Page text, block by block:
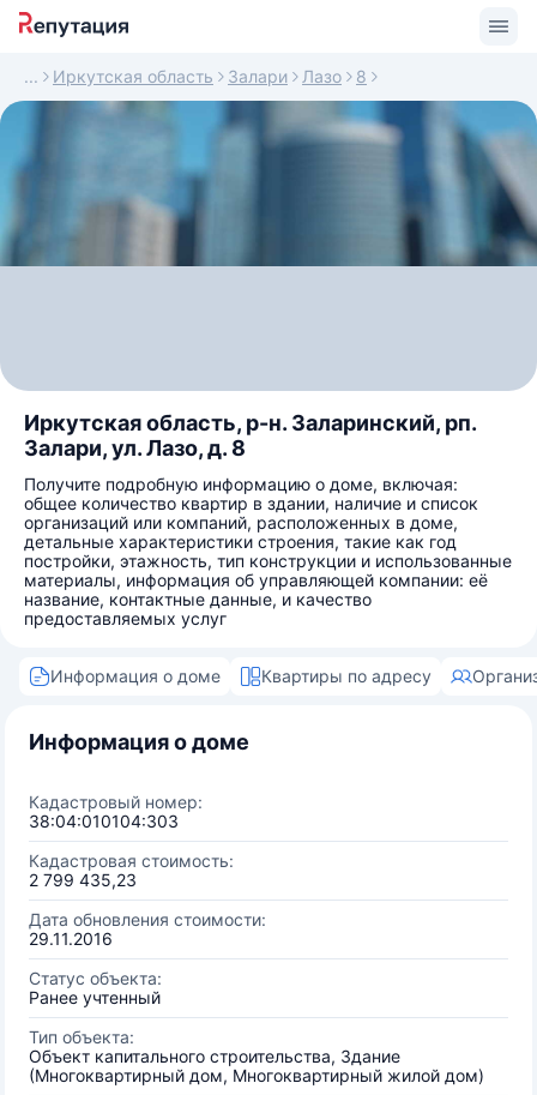
Иркутская область Залари Лазо 8
Иркутская область, р-н. Заларинский, рп.
Залари, ул. Лазо, д. 8
Получите подробную информацию о доме, включая:
общее количество квартир в здании, наличие и список
организаций или компаний, расположенных в доме,
детальные характеристики строения, такие как год
постройки, этажность, тип конструкции и использованные
материалы, информация об управляющей компании: её
название, контактные данные, и качество
предоставляемых услуг
Информация о доме Квартиры по адресу
Информация о доме
Кадастровый номер:
38:04:010104:303
Кадастровая стоимость:
2 799 435,23
Дата обновления стоимости:
29.11.2016
Статус объекта:
Ранее учтенный
Тип объекта:
Объект капитального строительства, Здание
(Многоквартирный дом, Многоквартирный жилой дом)